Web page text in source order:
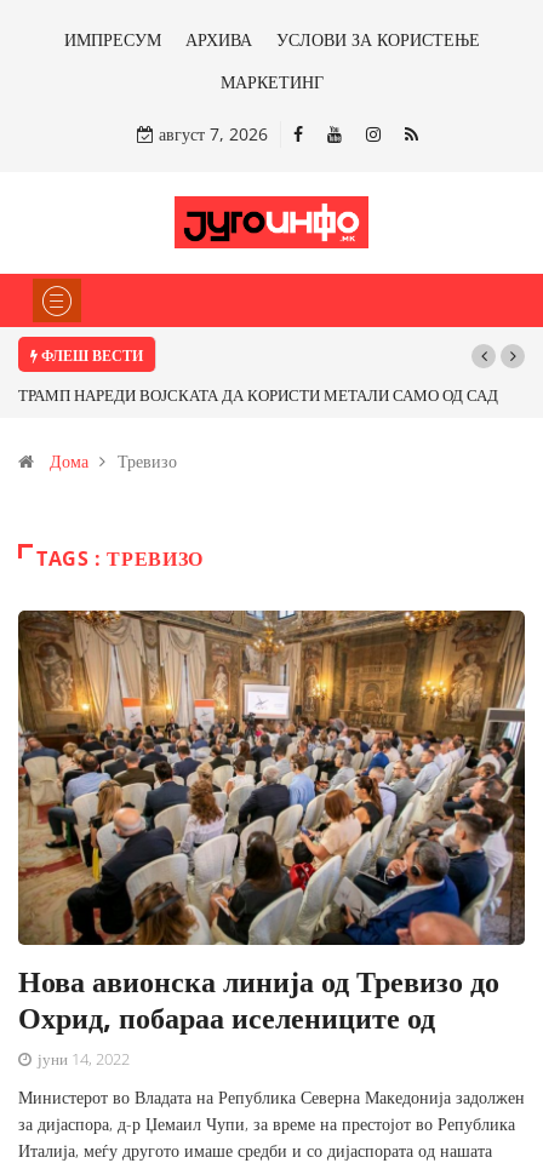
ИМПРЕСУМ АРХИВА
УСЛОВИ ЗА КОРИСТЕЊЕ
МАРКЕТИНГ
август 7, 2026
ФЛЕШ ВЕСТИ
ТРАМП НАРЕДИ ВОЈСКАТА ДА КОРИСТИ МЕТАЛИ САМО ОД САД
Иловица и со антимонот?
Дома Тревизо
TAGS : ТРЕВИЗО
Нова авионска линија од Тревизо до
Охрид, побараа иселениците од
јуни 14, 2022
Министерот во Владата на Република Северна Македонија задолжен
за дијаспора, д-р Џемаил Чупи, за време на престојот во Република
Италија, меѓу другото имаше средби и со дијаспората од нашата